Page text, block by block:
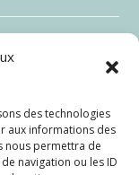
des technologies
aux informations des
nous permettra de
navigation ou les ID